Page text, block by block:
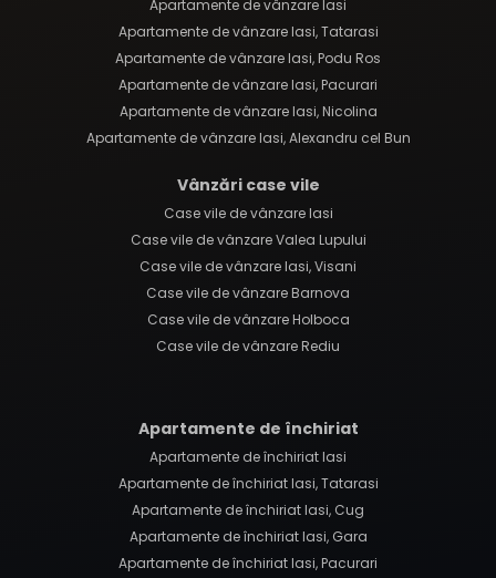
Apartamente de vânzare Iasi
Apartamente de vânzare Iasi, Tatarasi
Apartamente de vânzare Iasi, Podu Ros
Apartamente de vânzare Iasi, Pacurari
Apartamente de vânzare Iasi, Nicolina
Apartamente de vânzare Iasi, Alexandru cel Bun
Vânzări case vile
Case vile de vânzare Iasi
Case vile de vânzare Valea Lupului
Case vile de vânzare Iasi, Visani
Case vile de vânzare Barnova
Case vile de vânzare Holboca
Case vile de vânzare Rediu
Apartamente de închiriat
Apartamente de închiriat Iasi
Apartamente de închiriat Iasi, Tatarasi
Apartamente de închiriat Iasi, Cug
Apartamente de închiriat Iasi, Gara
Apartamente de închiriat Iasi, Pacurari